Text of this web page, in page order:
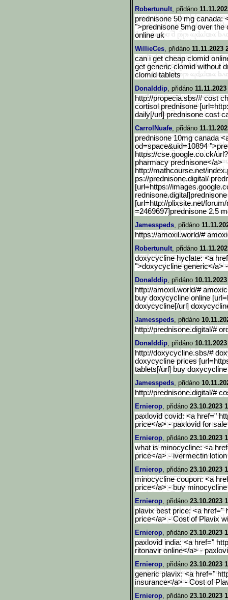
Robertunult, přidáno
prednisone 50 mg canada:
">prednisone 5mg over the
online uk
WillieCes, přidáno 11.11.2023
can i get cheap clomid
get generic clomid without
clomid tablets
Donalddip, přidáno
http://propecia.sbs/# cost
cortisol prednisone
daily[/url] prednisone cost
CarrolNuafe, přidáno
prednisone 10mg canada
od=space&uid=10894
https://cse.google.co.ck/
pharmacy prednisone</a>
http://mathcourse.net/ind
ps://prednisone.digital/
[url=https://images.googl
[url=http://plixsite.net/forum/
=2469697]prednisone 2.5
Jamesspeds, přidáno
https://amoxil.world/#
Robertunult, přidáno
doxycycline hyclate: <a
">doxycycline generic</a>
Donalddip, přidáno
http://amoxil.world/#
buy doxycycline online
doxycycline[/url]
Jamesspeds, přidáno
http://prednisone.digital/#
Donalddip, přidáno
http://doxycycline.sbs/#
doxycycline prices
tablets[/url] buy
Jamesspeds, přidáno
http://prednisone.digital/#
Ernierop, přidáno 23.10.2023
paxlovid covid: <a href="
price</a> - paxlovid for sale
Ernierop, přidáno 23.10.2023
what is minocycline: <a
price</a> - ivermectin
Ernierop, přidáno 23.10.2023
minocycline coupon: <a
price</a> - buy
Ernierop, přidáno 23.10.2023
plavix best price: <a href="
price</a> - Cost of Plavix
Ernierop, přidáno 23.10.2023
paxlovid india: <a href="
ritonavir online</a> -
Ernierop, přidáno 23.10.2023
generic plavix: <a href="
insurance</a> - Cost of
Ernierop, přidáno 23.10.2023